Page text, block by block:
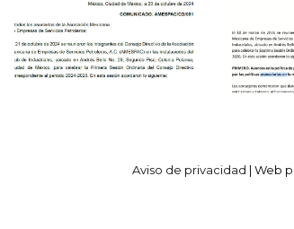
Aviso de privacidad | Web